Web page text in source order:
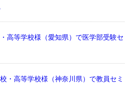
高等学校様（愛知県）で医学部受験セ
・高等学校様（神奈川県）で教員セミ